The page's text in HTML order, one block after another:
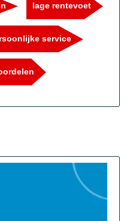
lage rentevoet
service